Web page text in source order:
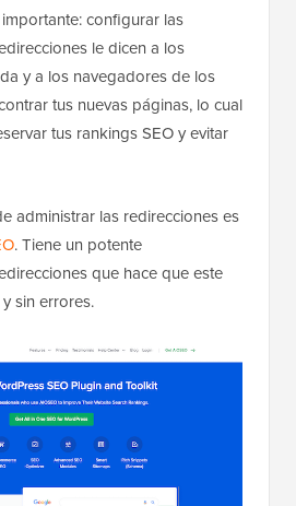
configurar las
le dicen a los
y a los navegadores de los
tus nuevas páginas, lo cual
tus rankings SEO y evitar
administrar las redirecciones es
. Tiene un potente
que hace que este
sin errores.